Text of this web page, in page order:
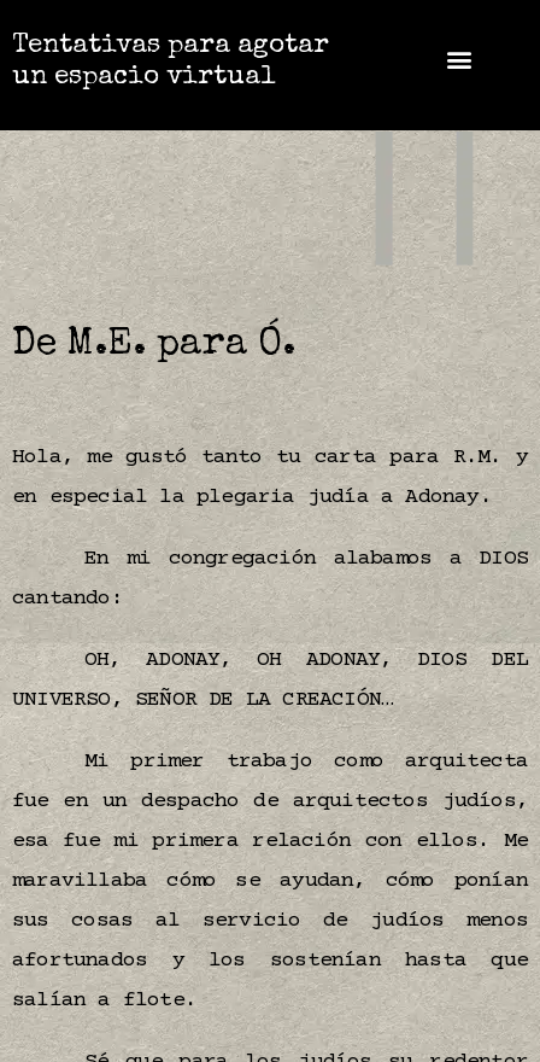
Tentativas para agotar
un espacio virtual
De M.E. para Ó.
Hola, me gustó tanto tu carta para R.M. y
en especial la plegaria judía a Adonay.
En mi congregación alabamos a DIOS
cantando:
OH, ADONAY, OH ADONAY, DIOS DEL
UNIVERSO, SEÑOR DE LA CREACIÓN…
Mi primer trabajo como arquitecta
fue en un despacho de arquitectos judíos,
esa fue mi primera relación con ellos. Me
maravillaba cómo se ayudan, cómo ponían
sus cosas al servicio de judíos menos
afortunados y los sostenían hasta que
salían a flote.